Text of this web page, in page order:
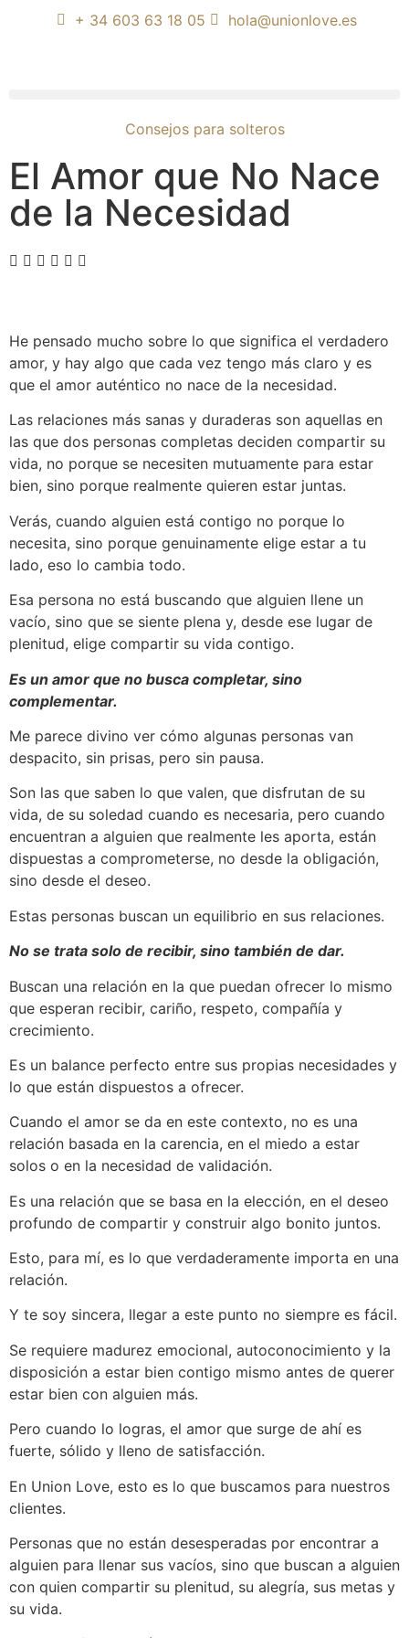
+ 34 603 63 18 05 hola@unionlove.es
Consejos para solteros
El Amor que No Nace
de la Necesidad
He pensado mucho sobre lo que significa el verdadero
amor, y hay algo que cada vez tengo más claro y es
que el amor auténtico no nace de la necesidad.
Las relaciones más sanas y duraderas son aquellas en
las que dos personas completas deciden compartir su
vida, no porque se necesiten mutuamente para estar
bien, sino porque realmente quieren estar juntas.
Verás, cuando alguien está contigo no porque lo
necesita, sino porque genuinamente elige estar a tu
lado, eso lo cambia todo.
Esa persona no está buscando que alguien llene un
vacío, sino que se siente plena y, desde ese lugar de
plenitud, elige compartir su vida contigo.
Es un amor que no busca completar, sino
complementar.
Me parece divino ver cómo algunas personas van
despacito, sin prisas, pero sin pausa.
Son las que saben lo que valen, que disfrutan de su
vida, de su soledad cuando es necesaria, pero cuando
encuentran a alguien que realmente les aporta, están
dispuestas a comprometerse, no desde la obligación,
sino desde el deseo.
Estas personas buscan un equilibrio en sus relaciones.
No se trata solo de recibir, sino también de dar.
Buscan una relación en la que puedan ofrecer lo mismo
que esperan recibir, cariño, respeto, compañía y
crecimiento.
Es un balance perfecto entre sus propias necesidades y
lo que están dispuestos a ofrecer.
Cuando el amor se da en este contexto, no es una
relación basada en la carencia, en el miedo a estar
solos o en la necesidad de validación.
Es una relación que se basa en la elección, en el deseo
profundo de compartir y construir algo bonito juntos.
Esto, para mí, es lo que verdaderamente importa en una
relación.
Y te soy sincera, llegar a este punto no siempre es fácil.
Se requiere madurez emocional, autoconocimiento y la
disposición a estar bien contigo mismo antes de querer
estar bien con alguien más.
Pero cuando lo logras, el amor que surge de ahí es
fuerte, sólido y lleno de satisfacción.
En Union Love, esto es lo que buscamos para nuestros
clientes.
Personas que no están desesperadas por encontrar a
alguien para llenar sus vacíos, sino que buscan a alguien
con quien compartir su plenitud, su alegría, sus metas y
su vida.